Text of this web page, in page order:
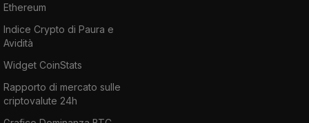
Ethereum
Indice Crypto di Paura e
Avidità
Widget CoinStats
Rapporto di mercato sulle
criptovalute 24h